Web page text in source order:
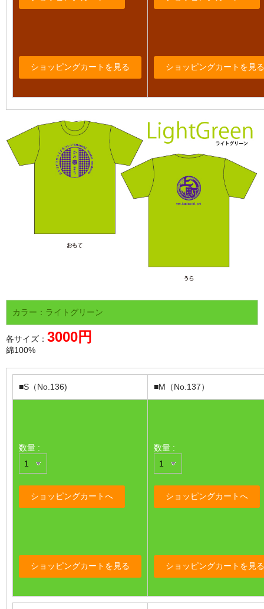
カラー：ライトグリーン
各サイズ： 3000円
綿100%
■S（No.136) ■M（No.137）
数量 : 数量 :